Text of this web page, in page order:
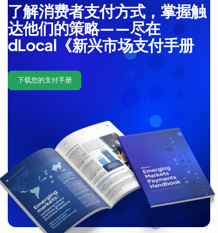
了解消费者支付方式，掌握触
达他们的策略——尽在
dLocal《新兴市场支付手册
下载您的支付手册